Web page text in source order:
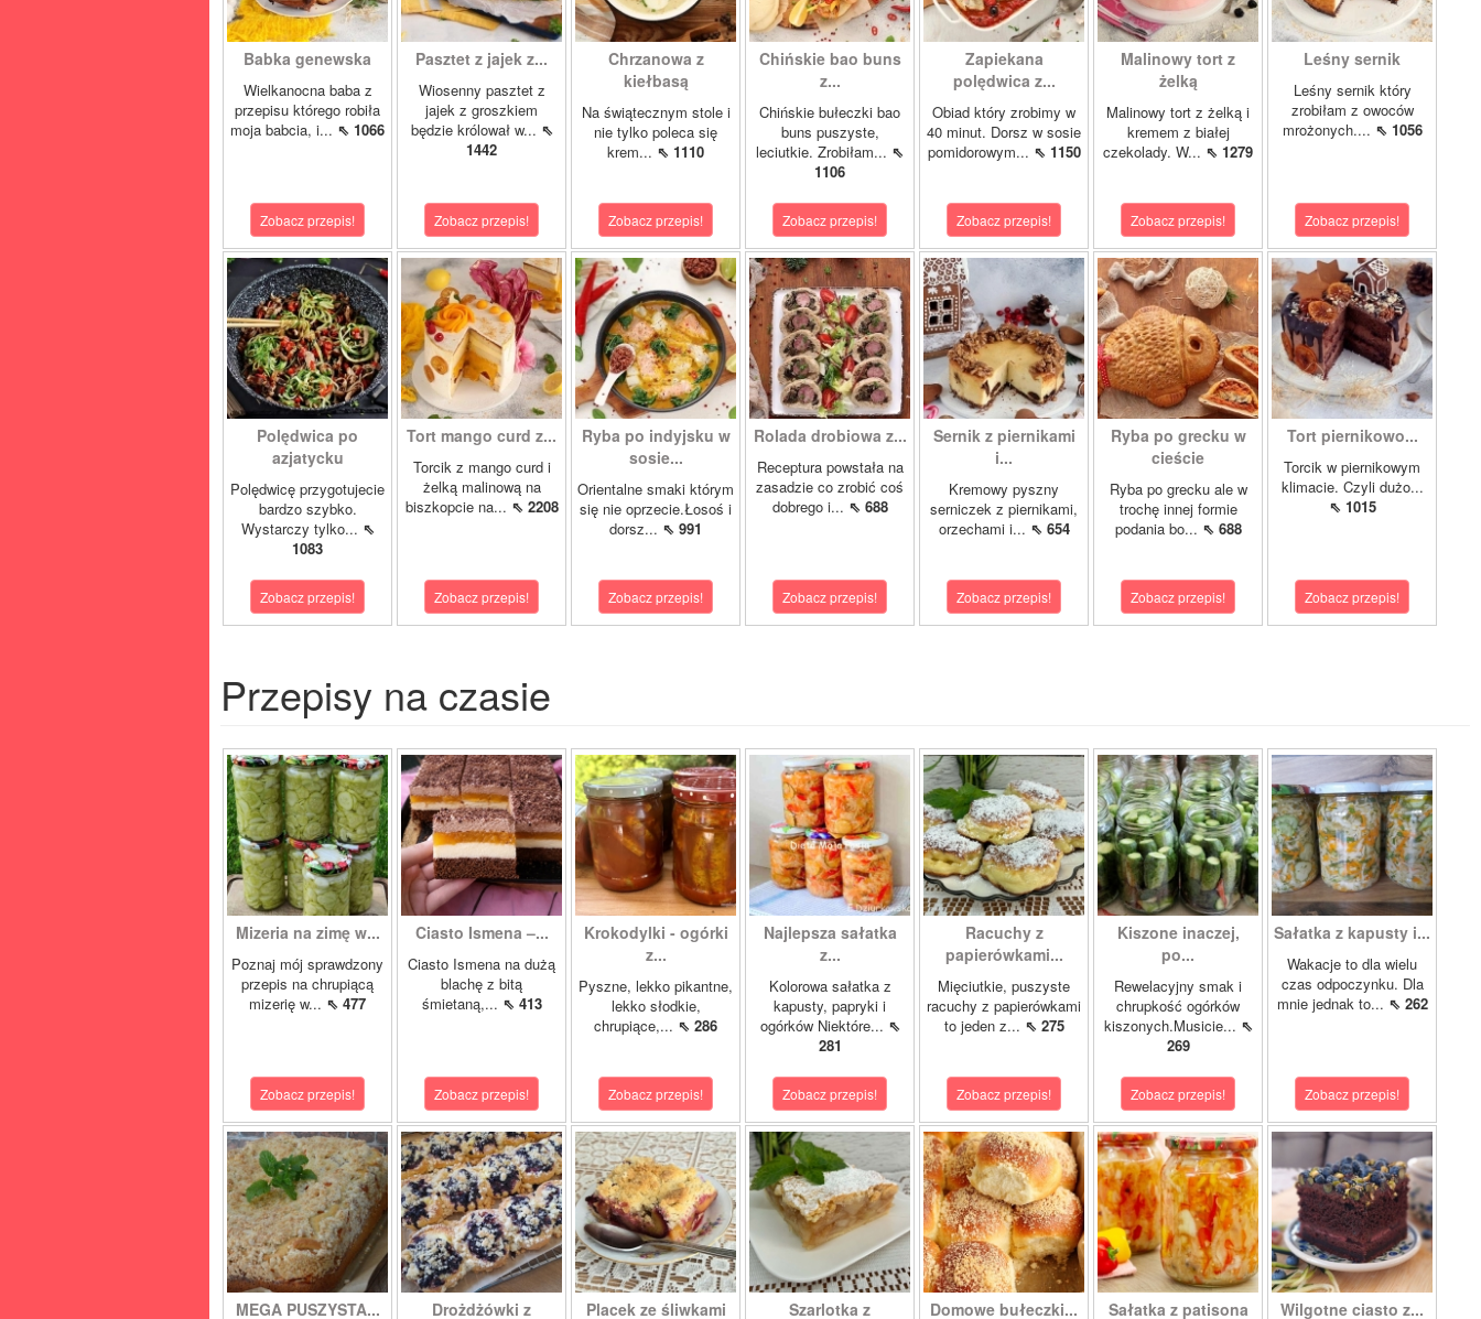
Babka genewska
Wielkanocna baba z
przepisu którego robiła
moja babcia, i... ⇖ 1066
Zobacz przepis!
Pasztet z jajek z...
Wiosenny pasztet z
jajek z groszkiem
będzie królował w... ⇖
1442
Zobacz przepis!
Chrzanowa z
kiełbasą
Na świątecznym stole i
nie tylko poleca się
krem... ⇖ 1110
Zobacz przepis!
Chińskie bao buns
z...
Chińskie bułeczki bao
buns puszyste,
leciutkie. Zrobiłam... ⇖
1106
Zobacz przepis!
Zapiekana
polędwica z...
Obiad który zrobimy w
40 minut. Dorsz w sosie
pomidorowym... ⇖ 1150
Zobacz przepis!
Malinowy tort z
żelką
Malinowy tort z żelką i
kremem z białej
czekolady. W... ⇖ 1279
Zobacz przepis!
Leśny sernik
Leśny sernik który
zrobiłam z owoców
mrożonych.... ⇖ 1056
Zobacz przepis!
Polędwica po
azjatycku
Polędwicę przygotujecie
bardzo szybko.
Wystarczy tylko... ⇖
1083
Zobacz przepis!
Tort mango curd z...
Torcik z mango curd i
żelką malinową na
biszkopcie na... ⇖ 2208
Zobacz przepis!
Ryba po indyjsku w
sosie...
Orientalne smaki którym
się nie oprzecie.Łosoś i
dorsz... ⇖ 991
Zobacz przepis!
Rolada drobiowa z...
Receptura powstała na
zasadzie co zrobić coś
dobrego i... ⇖ 688
Zobacz przepis!
Sernik z piernikami
i...
Kremowy pyszny
serniczek z piernikami,
orzechami i... ⇖ 654
Zobacz przepis!
Ryba po grecku w
cieście
Ryba po grecku ale w
trochę innej formie
podania bo... ⇖ 688
Zobacz przepis!
Tort piernikowo...
Torcik w piernikowym
klimacie. Czyli dużo...
⇖ 1015
Zobacz przepis!
Przepisy na czasie
Mizeria na zimę w...
Poznaj mój sprawdzony
przepis na chrupiącą
mizerię w... ⇖ 477
Zobacz przepis!
Ciasto Ismena –...
Ciasto Ismena na dużą
blachę z bitą
śmietaną,... ⇖ 413
Zobacz przepis!
Krokodylki - ogórki
z...
Pyszne, lekko pikantne,
lekko słodkie,
chrupiące,... ⇖ 286
Zobacz przepis!
Najlepsza sałatka
z...
Kolorowa sałatka z
kapusty, papryki i
ogórków Niektóre... ⇖
281
Zobacz przepis!
Racuchy z
papierówkami...
Mięciutkie, puszyste
racuchy z papierówkami
to jeden z... ⇖ 275
Zobacz przepis!
Kiszone inaczej,
po...
Rewelacyjny smak i
chrupkość ogórków
kiszonych.Musicie... ⇖
269
Zobacz przepis!
Sałatka z kapusty i...
Wakacje to dla wielu
czas odpoczynku. Dla
mnie jednak to... ⇖ 262
Zobacz przepis!
MEGA PUSZYSTA... Drożdżówki z Placek ze śliwkami Szarlotka z Domowe bułeczki... Sałatka z patisona Wilgotne ciasto z...